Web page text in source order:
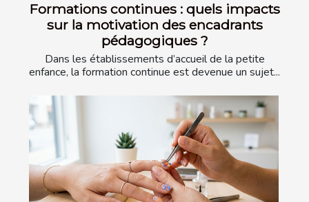
Formations continues : quels impacts
sur la motivation des encadrants
pédagogiques ?
Dans les établissements d’accueil de la petite
enfance, la formation continue est devenue un sujet...